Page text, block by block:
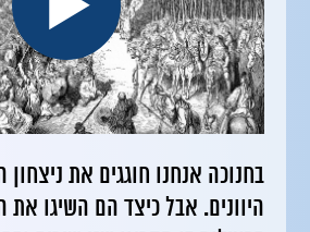
בחנוכה אנחנו חוגגים את
היוונים. אבל כיצד הם השיגו את